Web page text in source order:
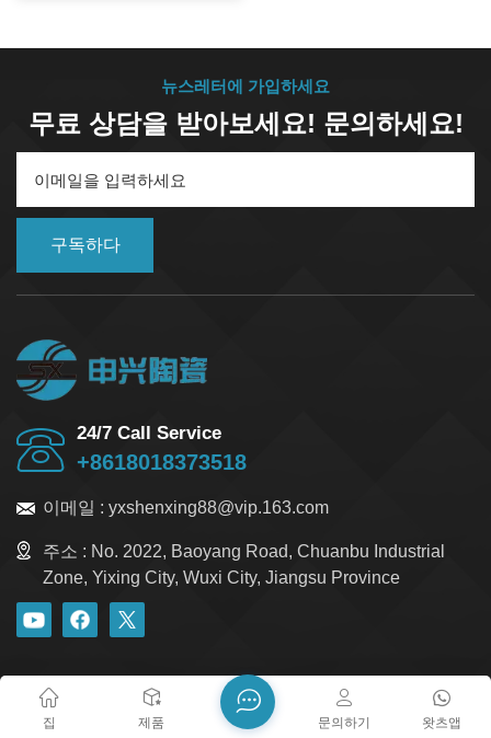
뉴스레터에 가입하세요
무료 상담을 받아보세요! 문의하세요!
구독하다
24/7 Call Service
+8618018373518
이메일 : yxshenxing88@vip.163.com
주소 : No. 2022, Baoyang Road, Chuanbu Industrial
Zone, Yixing City, Wuxi City, Jiangsu Province
Xml 개인정보 보호정책
사이트맵
저작권 @ 2026 Yixing Shenxing Technology Co., Ltd. 모든 권리
집 제품 왓츠앱
문의하기